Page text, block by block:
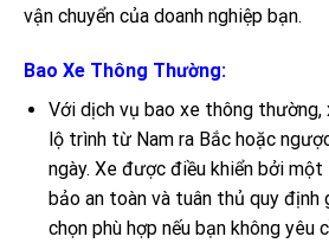
vận chuyển của doanh nghiệp bạn.
Bao Xe Thông Thường:
Với dịch vụ bao xe thông
lộ trình từ Nam ra Bắc hoặc
ngày. Xe được điều khiển bởi
bảo an toàn và tuân thủ quy định
chọn phù hợp nếu bạn không yêu